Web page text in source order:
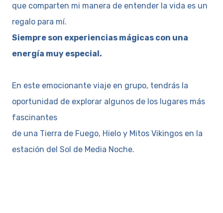
que comparten mi manera de entender la vida es un
regalo para mí.
Siempre son experiencias mágicas con una
energía muy especial.
En este emocionante viaje en grupo, tendrás la
oportunidad de explorar algunos de los lugares más
fascinantes
de una Tierra de Fuego, Hielo y Mitos Vikingos en la
estación del Sol de Media Noche.